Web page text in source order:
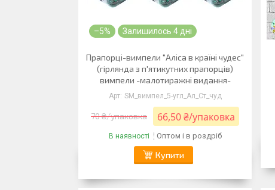
–5% Залишилось 4 дні
Прапорці-вимпели "Аліса в країні чудес"
(гірлянда з п'ятикутних прапорців)
вимпели -малотиражні видання-
SM_вимпел_5-угл_Ал_Ст_чуд
70 ₴/упаковка 66,50 ₴/упаковка
В наявності Оптом і в роздріб
Купити